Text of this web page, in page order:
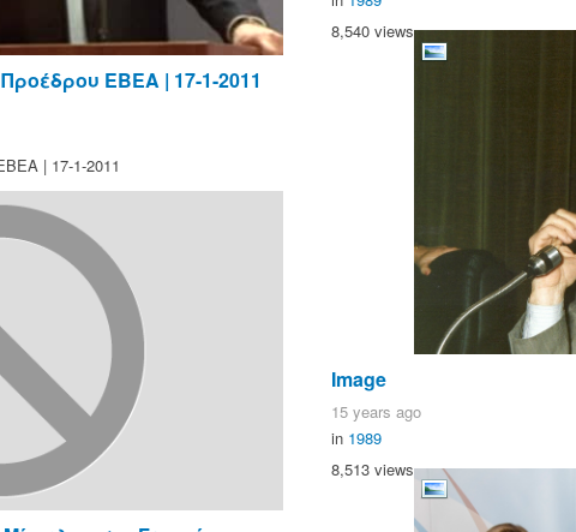
ΕΒΕΑ | 17-1-2011
| 17-1-2011
8,540 views
Image
15 years ago
in 1989
8,513 views